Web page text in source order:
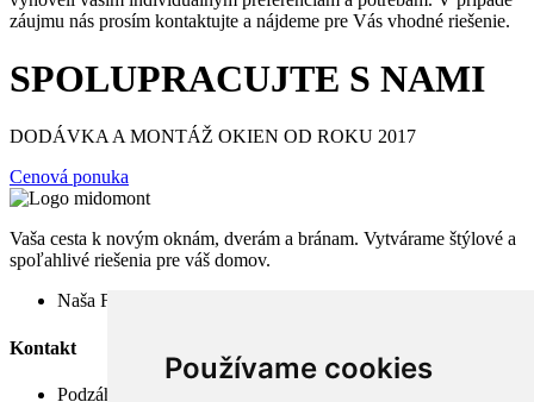
Používame cookies
záujmu nás prosím kontaktujte a nájdeme pre Vás vhodné riešenie.
SPOLUPRACUJTE S NAMI
DODÁVKA A MONTÁŽ OKIEN OD ROKU 2017
Cenová ponuka
Vaša cesta k novým oknám, dverám a bránam. Vytvárame štýlové a
spoľahlivé riešenia pre váš domov.
Naša FB stránka -
Kontakt
Podzáhradná 824/1A, 945 04 KN